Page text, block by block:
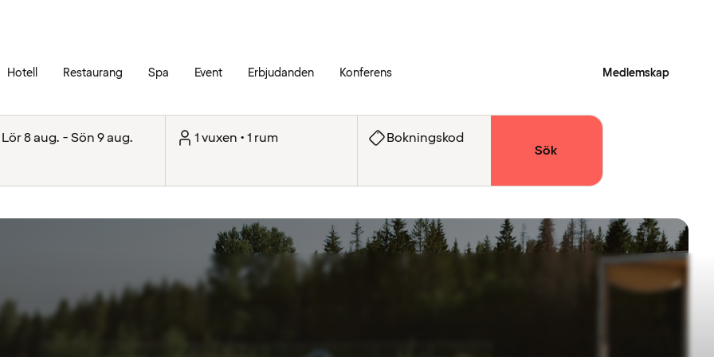
Hotell Restaurang Spa Event Erbjudanden Konferens Medlemskap
Lör 8 aug. - Sön 9 aug. 1 vuxen • 1 rum Bokningskod
Sök